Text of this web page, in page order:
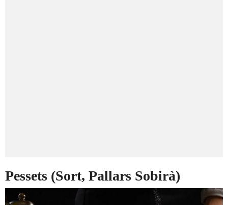
Pessets (Sort, Pallars Sobirà)